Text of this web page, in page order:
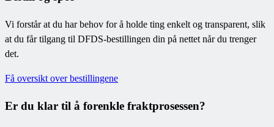
Vi forstår at du har behov for å holde ting enkelt og transparent, slik
at du får tilgang til DFDS-bestillingen din på nettet når du trenger
det.
Få oversikt over bestillingene
Er du klar til å forenkle fraktprosessen?